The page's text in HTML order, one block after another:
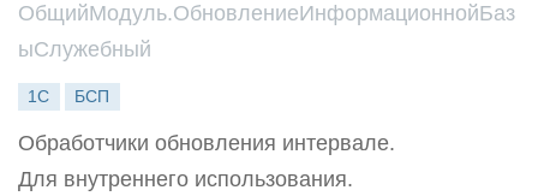
ОбщийМодуль.ОбновлениеИнформационнойБаз
ыСлужебный
1С БСП
Обработчики обновления интервале.
Для внутреннего использования.